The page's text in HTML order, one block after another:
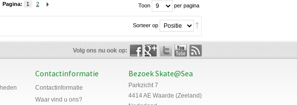
Toon per pagina
Pagina: 1 2
Sorteer op
Volg ons nu ook op:
Contactinformatie
Contactinformatie
Waar vind u ons?
Bezoek Skate@Sea
Parkzicht 7
4414 AE Waarde (Zeeland)